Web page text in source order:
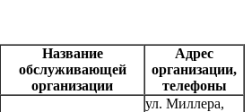
Название
обслуживающей
организации
Адрес
организации,
телефоны
ул. Миллера,